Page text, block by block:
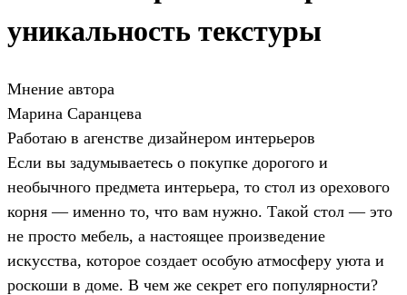
уникальность текстуры
Мнение автора
Марина Саранцева
Работаю в агенстве дизайнером интерьеров
Если вы задумываетесь о покупке дорогого и
необычного предмета интерьера, то стол из орехового
корня — именно то, что вам нужно. Такой стол — это
не просто мебель, а настоящее произведение
искусства, которое создает особую атмосферу уюта и
роскоши в доме. В чем же секрет его популярности?